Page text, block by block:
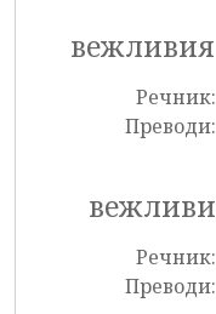
Речник:
Преводи:
Речник:
Преводи: